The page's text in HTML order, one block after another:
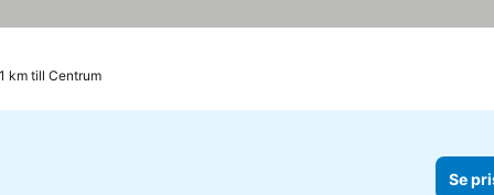
km till Centrum
Se